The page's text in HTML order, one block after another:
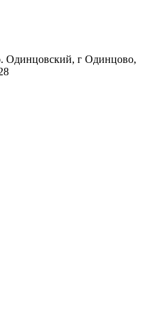
Одинцовский, г Одинцово,